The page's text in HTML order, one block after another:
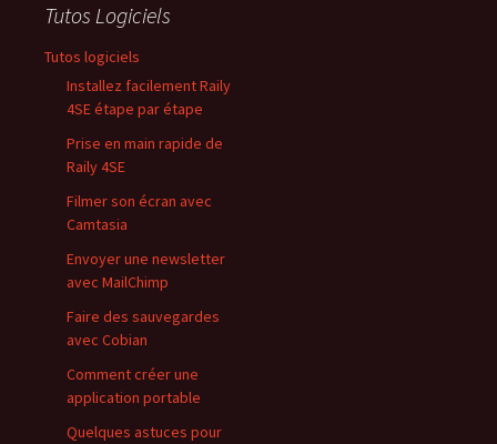
Tutos Logiciels
Tutos logiciels
Installez facilement Raily
4SE étape par étape
Prise en main rapide de
Raily 4SE
Filmer son écran avec
Camtasia
Envoyer une newsletter
avec MailChimp
Faire des sauvegardes
avec Cobian
Comment créer une
application portable
Quelques astuces pour